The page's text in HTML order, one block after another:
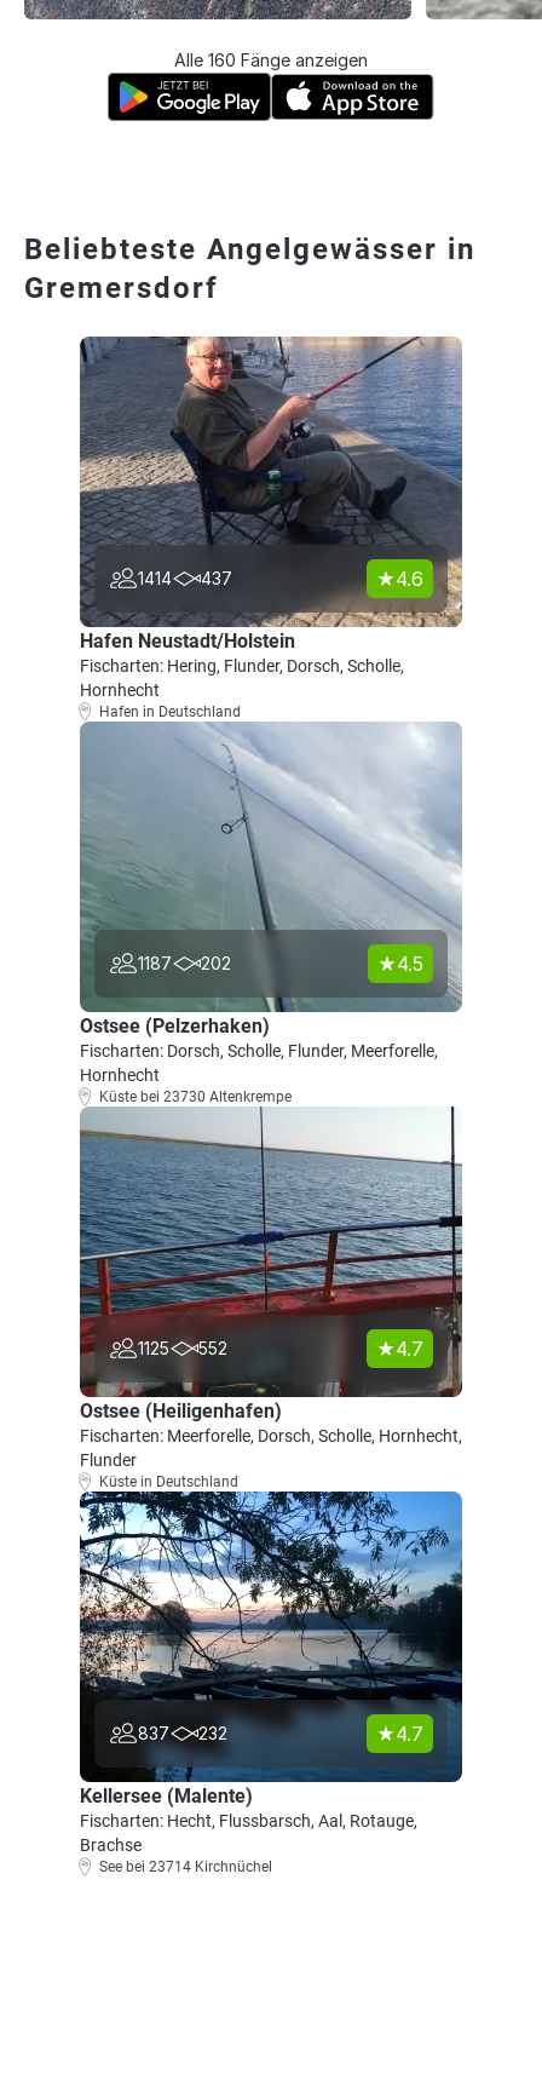
Alle 160 Fänge anzeigen
Beliebteste Angelgewässer in
Gremersdorf
1414 437 4.6
Hafen Neustadt/Holstein
Fischarten: Hering, Flunder, Dorsch, Scholle,
Hornhecht
Hafen in Deutschland
1187 202 4.5
Ostsee (Pelzerhaken)
Fischarten: Dorsch, Scholle, Flunder, Meerforelle,
Hornhecht
Küste bei 23730 Altenkrempe
1125 552 4.7
Ostsee (Heiligenhafen)
Fischarten: Meerforelle, Dorsch, Scholle, Hornhecht,
Flunder
Küste in Deutschland
837 232 4.7
Kellersee (Malente)
Fischarten: Hecht, Flussbarsch, Aal, Rotauge,
Brachse
See bei 23714 Kirchnüchel